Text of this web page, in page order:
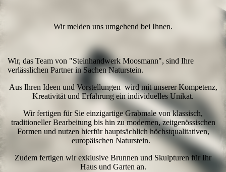
Wir melden uns umgehend bei Ihnen.
Wir, das Team von "Steinhandwerk Moosmann", sind Ihre
verlässlichen Partner in Sachen Naturstein.
Aus Ihren Ideen und Vorstellungen wird mit unserer Kompetenz,
Kreativität und Erfahrung ein individuelles Unikat.
Wir fertigen für Sie einzigartige Grabmale von klassisch,
traditioneller Bearbeitung bis hin zu modernen, zeitgenössischen
Formen und nutzen hierfür hauptsächlich höchstqualitativen,
europäischen Naturstein.
Zudem fertigen wir exklusive Brunnen und Skulpturen für Ihr
Haus und Garten an.